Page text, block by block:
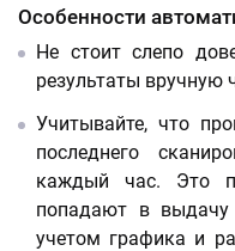
Особенности
Не стоит слепо
результаты вручную
Учитывайте, что
последнего
каждый час. Это
попадают в
учетом графика и